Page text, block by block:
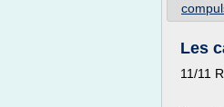
Les
11/11